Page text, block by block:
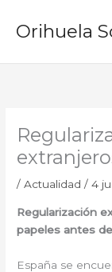
Orihuela
/Actualidad /4
Regularización
papeles antes
España se
u